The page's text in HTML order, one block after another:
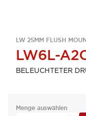
LW 25MM FLUSH
LW6L-
BELEUCHTETER
Menge auswählen